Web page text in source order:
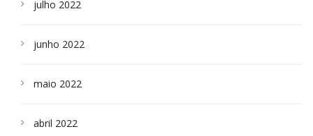
julho 2022
junho 2022
maio 2022
abril 2022